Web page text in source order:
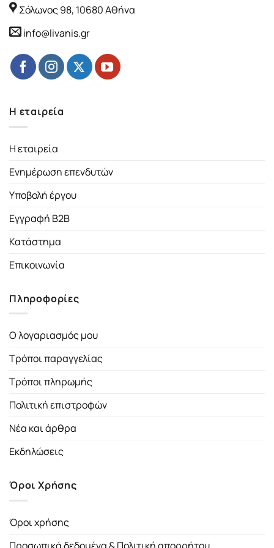
Σόλωνος 98, 10680 Αθήνα
info@livanis.gr
Η εταιρεία
Η εταιρεία
Ενημέρωση επενδυτών
Υποβολή έργου
Εγγραφή B2B
Κατάστημα
Επικοινωνία
Πληροφορίες
Ο λογαριασμός μου
Τρόποι παραγγελίας
Τρόποι πληρωμής
Πολιτική επιστροφών
Νέα και άρθρα
Εκδηλώσεις
Όροι Χρήσης
Όροι χρήσης